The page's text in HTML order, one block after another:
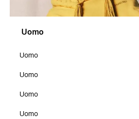
Uomo
Uomo
Uomo
Uomo
Uomo